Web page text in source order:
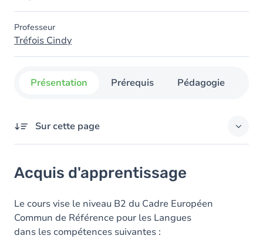
Professeur
Tréfois Cindy
Présentation Prérequis Pédagogie
Sur cette page
Objectifs
Contenu
Table des matières
Acquis d'apprentissage
Le cours vise le niveau B2 du Cadre Européen
Commun de Référence pour les Langues
dans les compétences suivantes :